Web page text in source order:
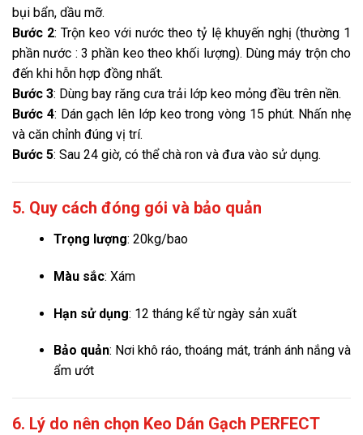
bụi bẩn, dầu mỡ.
Bước 2: Trộn keo với nước theo tỷ lệ khuyến nghị (thường 1
phần nước : 3 phần keo theo khối lượng). Dùng máy trộn cho
đến khi hỗn hợp đồng nhất.
Bước 3: Dùng bay răng cưa trải lớp keo mỏng đều trên nền.
Bước 4: Dán gạch lên lớp keo trong vòng 15 phút. Nhấn nhẹ
và căn chỉnh đúng vị trí.
Bước 5: Sau 24 giờ, có thể chà ron và đưa vào sử dụng.
5. Quy cách đóng gói và bảo quản
Trọng lượng: 20kg/bao
Màu sắc: Xám
Hạn sử dụng: 12 tháng kể từ ngày sản xuất
Bảo quản: Nơi khô ráo, thoáng mát, tránh ánh nắng và
ẩm ướt
6. Lý do nên chọn Keo Dán Gạch PERFECT